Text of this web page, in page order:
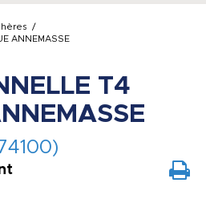
/
ANNEMASSE
T4